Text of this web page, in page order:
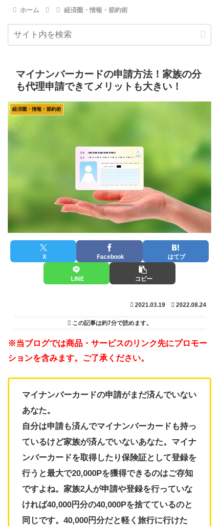
ホーム 経済圏・情報・節約術
マイナンバーカードの申請方法！家族の分
も代理申請できてメリットも大きい！
経済圏・情報・節約術
X Facebook はてブ
LINE コピー
2021.03.19 2022.08.24
この記事は約7分で読めます。
※当ブログでは商品・サービスのリンク先にプロモー
ションを含みます。ご了承ください。
マイナンバーカードの申請がまだ済んでいない
あなた。
自分は申請も済んでマイナンバーカードも持っ
ているけど家族が済んでいないあなた。マイナ
ンバーカードを取得したり保険証として登録を
行うと最大で20,000Pを獲得できるのはご存知
ですよね。家族2人が申請や登録を行っていな
ければ40,000円分の40,000Pを捨てているのと
同じです。40,000円分だと軽く旅行に行けた